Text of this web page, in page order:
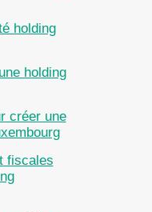
holding
holding
créer une
fiscales